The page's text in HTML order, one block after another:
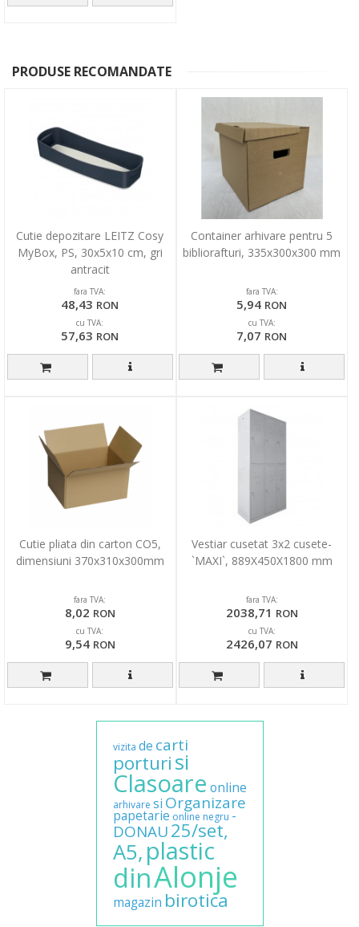
PRODUSE RECOMANDATE
Cutie depozitare LEITZ Cosy
MyBox, PS, 30x5x10 cm, gri
antracit
fara TVA:
48,43 RON
cu TVA:
57,63 RON
Container arhivare pentru 5
bibliorafturi, 335x300x300 mm
fara TVA:
5,94 RON
cu TVA:
7,07 RON
Cutie pliata din carton CO5,
dimensiuni 370x310x300mm
fara TVA:
8,02 RON
cu TVA:
9,54 RON
Vestiar cusetat 3x2 cusete-
`MAXI`, 889X450X1800 mm
fara TVA:
2038,71 RON
cu TVA:
2426,07 RON
vizita de carti
porturisi
Clasoare online
arhivare si Organizare
papetarie online negru -
DONAU25/set,
A5, plastic
dinAlonje
magazin birotica